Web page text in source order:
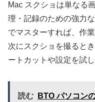
Mac スクショは単なる
理・記録のための強力
でマスターすれば、作
次にスクショを撮ると
ートカットや設定を試
読む
BTO パソコン